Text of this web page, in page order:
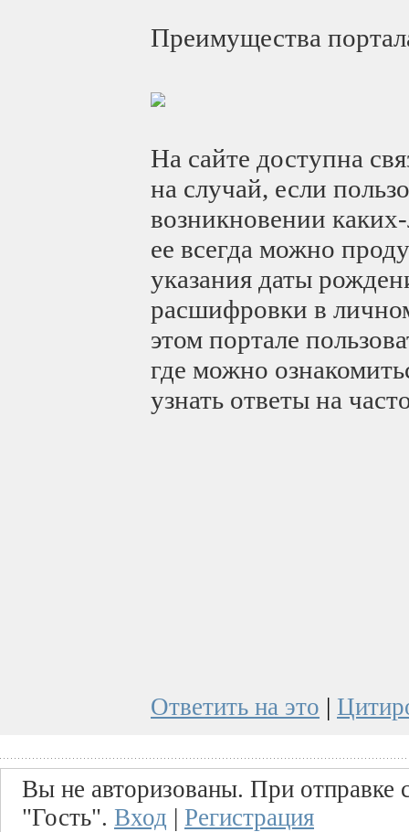
Преимущества
На сайте доступна
на случай, если
возникновении
ее всегда можно
указания даты
расшифровки в
этом портале
где можно
узнать ответы на
Ответить на это |
Вы не авторизованы. При отправке
"Гость". Вход | Регистрация